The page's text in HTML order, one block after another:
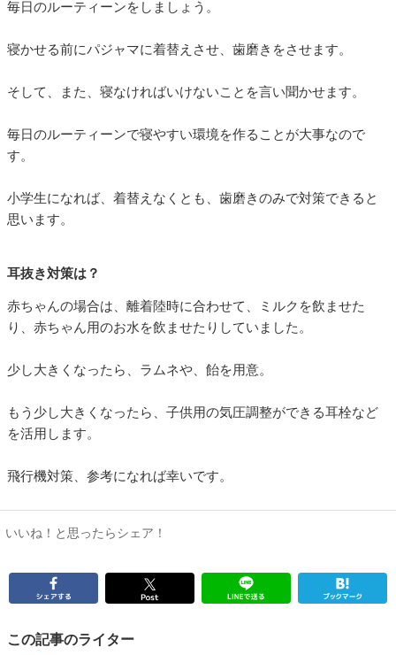
毎日のルーティーンをしましょう。
寝かせる前にパジャマに着替えさせ、歯磨きをさせます。
そして、また、寝なければいけないことを言い聞かせます。
毎日のルーティーンで寝やすい環境を作ることが大事なので
す。
小学生になれば、着替えなくとも、歯磨きのみで対策できると
思います。
耳抜き対策は？
赤ちゃんの場合は、離着陸時に合わせて、ミルクを飲ませた
り、赤ちゃん用のお水を飲ませたりしていました。
少し大きくなったら、ラムネや、飴を用意。
もう少し大きくなったら、子供用の気圧調整ができる耳栓など
を活用します。
飛行機対策、参考になれば幸いです。
いいね！と思ったらシェア！
この記事のライター